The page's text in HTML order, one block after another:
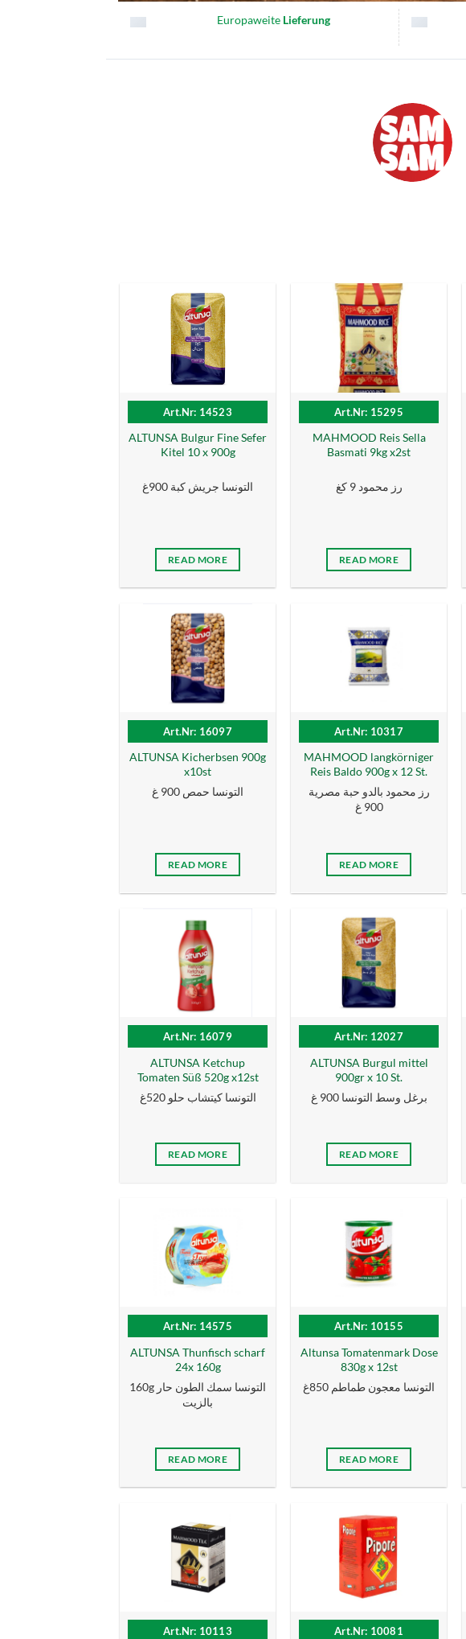
Europaweite Lieferung
Art.Nr: 14523
ALTUNSA Bulgur Fine Sefer
Kitel 10 x 900g
التونسا جريش كبة 900غ
READ MORE
Art.Nr: 15295
MAHMOOD Reis Sella
Basmati 9kg x2st
رز محمود 9 كغ
READ MORE
Art.Nr: 16097
ALTUNSA Kicherbsen 900g
x10st
التونسا حمص 900 غ
READ MORE
Art.Nr: 10317
MAHMOOD langkörniger
Reis Baldo 900g x 12 St.
رز محمود بالدو حبة مصرية
900 غ
READ MORE
Art.Nr: 16079
ALTUNSA Ketchup
Tomaten Süß 520g x12st
التونسا كيتشاب حلو 520غ
READ MORE
Art.Nr: 12027
ALTUNSA Burgul mittel
900gr x 10 St.
برغل وسط التونسا 900 غ
READ MORE
Art.Nr: 14575
ALTUNSA Thunfisch scharf
24x 160g
160g التونسا سمك الطون حار
بالزیت
READ MORE
Art.Nr: 10155
Altunsa Tomatenmark Dose
830g x 12st
التونسا معجون طماطم 850غ
READ MORE
Art.Nr: 10113 Art.Nr: 10081